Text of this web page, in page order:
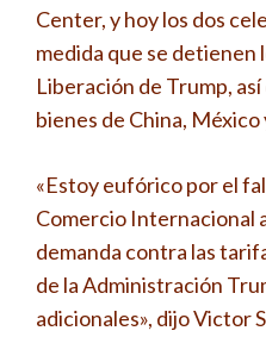
Center, y hoy los dos
medida que se detienen
Liberación de Trump,
bienes de China, México
«Estoy eufórico por el
Comercio Internacional
demanda contra las
de la Administración
adicionales», dijo Victor